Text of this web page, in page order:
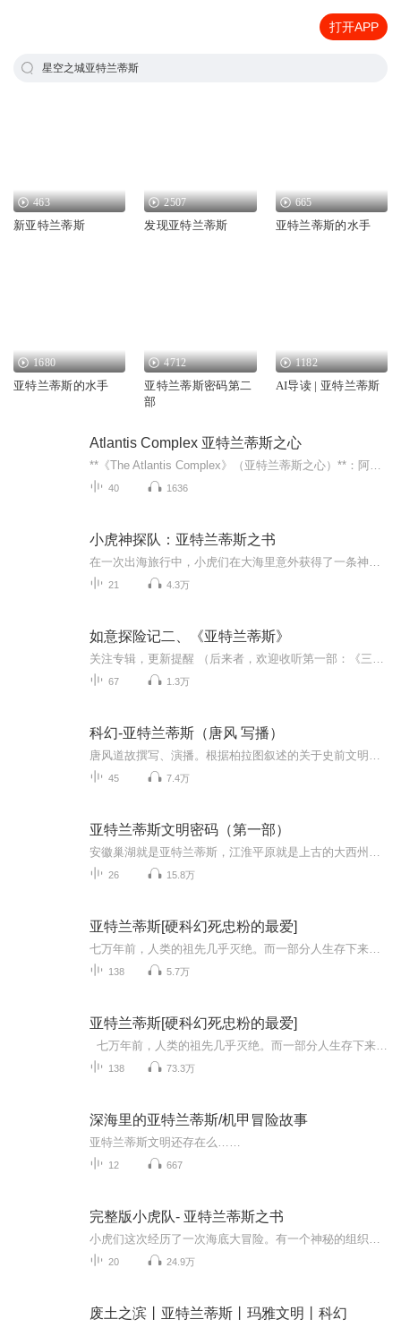
打开APP
星空之城亚特兰蒂斯
463
新亚特兰蒂斯
2507
发现亚特兰蒂斯
665
亚特兰蒂斯的水手
1680
亚特兰蒂斯的水手
4712
亚特兰蒂斯密码第二
部
1182
AI导读 | 亚特兰蒂斯
Atlantis Complex 亚特兰蒂斯之心
40 1636
小虎神探队：亚特兰蒂斯之书
21 4.3万
如意探险记二、《亚特兰蒂斯》
67 1.3万
科幻-亚特兰蒂斯（唐风 写播）
45 7.4万
亚特兰蒂斯文明密码（第一部）
26 15.8万
亚特兰蒂斯[硬科幻死忠粉的最爱]
138 5.7万
亚特兰蒂斯[硬科幻死忠粉的最爱]
138 73.3万
深海里的亚特兰蒂斯/机甲冒险故事
亚特兰蒂斯文明还存在么……
12 667
完整版小虎队- 亚特兰蒂斯之书
20 24.9万
废土之滨丨亚特兰蒂斯丨玛雅文明丨科幻